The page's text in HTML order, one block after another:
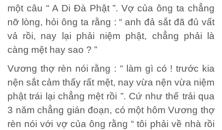
một câu “ A Di Đà Phật ”. Vợ của ông ta chẳng
nỡ lòng, hỏi ông ta rằng : “ anh đả sắt đã đủ vất
vả rồi, nay lại phải niệm phật, chẳng phải là
càng mệt hay sao ? ”
Vương thợ rèn nói rằng : “ làm gì có ! trước kia
nện sắt cảm thấy rất mệt, nay vừa nện vừa niệm
phật trái lại chẳng mệt rồi ”. Cứ như thế trải qua
3 năm chẳng gián đoạn, có một hôm Vương thợ
rèn nói với vợ của ông rằng “ tôi phải về nhà rồi